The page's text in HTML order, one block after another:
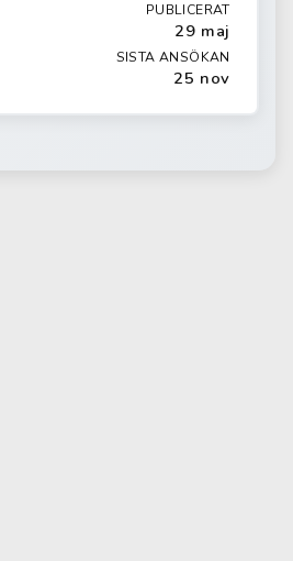
PUBLICERAT
29 maj
SISTA ANSÖKAN
25 nov